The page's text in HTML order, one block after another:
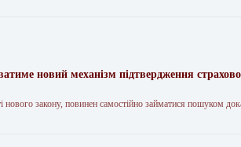
новий механізм підтвердження
нового закону, повинен самостійно займатися пошуком